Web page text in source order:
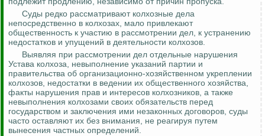
Суды редко рассматривают колхозные дела
непосредственно в колхозах, мало привлекают
общественность к участию в рассмотрении дел, к устранению
недостатков и упущений в деятельности колхозов.
Выявляя при рассмотрении дел отдельные нарушения
Устава колхоза, невыполнение указаний партии и
правительства об организационно-хозяйственном укреплении
колхозов, недостатки в ведении их общественного хозяйства,
факты нарушения прав и интересов колхозников, а также
невыполнения колхозами своих обязательств перед
государством и заключения ими незаконных договоров, суды
часто оставляют их без внимания, не реагируя путем
вынесения частных определений.